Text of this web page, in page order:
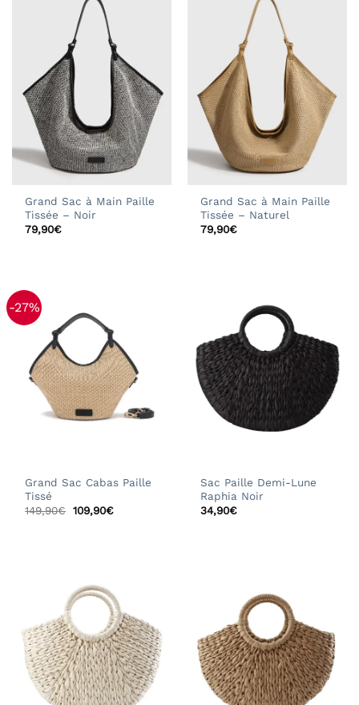
Grand Sac à Main Paille
Tissée – Noir
79,90€
Grand Sac à Main Paille
Tissée – Naturel
79,90€
-27%
Grand Sac Cabas Paille
Tissé
149,90€ Le
prix
109,90€Le
Sac Paille Demi-Lune
Raphia Noir
34,90€